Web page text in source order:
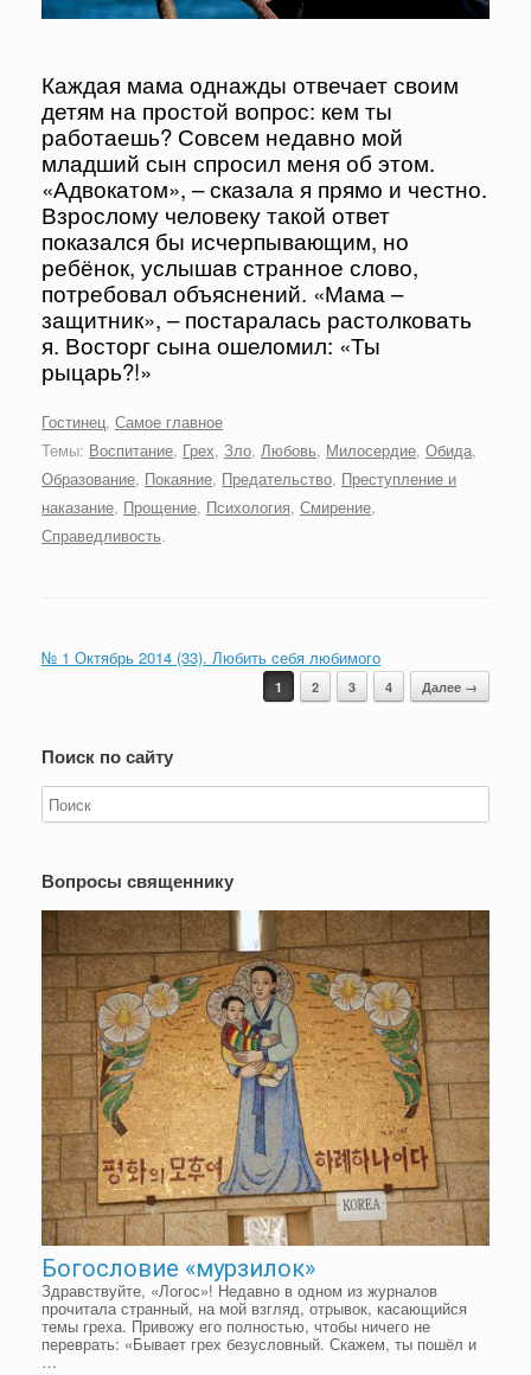
Каждая мама однажды отвечает своим
детям на простой вопрос: кем ты
работаешь? Совсем недавно мой
младший сын спросил меня об этом.
«Адвокатом», – сказала я прямо и честно.
Взрослому человеку такой ответ
показался бы исчерпывающим, но
ребёнок, услышав странное слово,
потребовал объяснений. «Мама –
защитник», – постаралась растолковать
я. Восторг сына ошеломил: «Ты
рыцарь?!»
Гостинец, Самое главное
Темы: Воспитание, Грех, Зло, Любовь, Милосердие, Обида,
Образование, Покаяние, Предательство, Преступление и
наказание, Прощение, Психология, Смирение,
Справедливость.
№ 1 Октябрь 2014 (33). Любить себя любимого
1 2 3 4 Далее →
Поиск по сайту
Вопросы священнику
Богословие «мурзилок»
Здравствуйте, «Логос»! Недавно в одном из журналов
прочитала странный, на мой взгляд, отрывок, касающийся
темы греха. Привожу его полностью, чтобы ничего не
переврать: «Бывает грех безусловный. Скажем, ты пошёл и
…